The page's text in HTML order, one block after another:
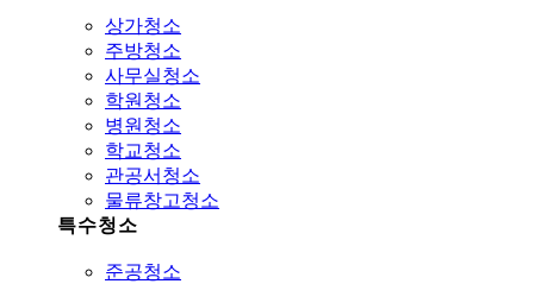
상가청소
주방청소
사무실청소
학원청소
병원청소
학교청소
관공서청소
물류창고청소
특수청소
준공청소